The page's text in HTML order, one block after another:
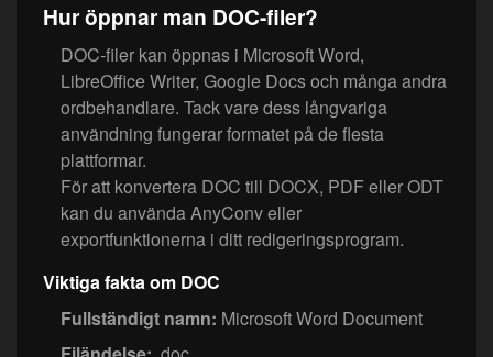
Hur öppnar man DOC-filer?
DOC-filer kan öppnas i Microsoft Word,
LibreOffice Writer, Google Docs och många andra
ordbehandlare. Tack vare dess långvariga
användning fungerar formatet på de flesta
plattformar.
För att konvertera DOC till DOCX, PDF eller ODT
kan du använda AnyConv eller
exportfunktionerna i ditt redigeringsprogram.
Viktiga fakta om DOC
Fullständigt namn: Microsoft Word Document